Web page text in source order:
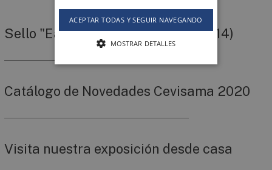
Sello "Easy Cleaning" (ISO 10545-14)
Catálogo de Novedades Cevisama 2020
Visita nuestra exposición desde casa
ACEPTAR TODAS Y SEGUIR NAVEGANDO
MOSTRAR DETALLES